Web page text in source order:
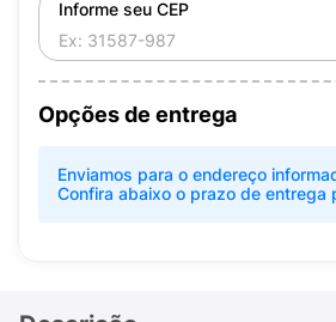
Informe seu CEP
Opções de entrega
Enviamos para o endereço
Confira abaixo o prazo de entrega